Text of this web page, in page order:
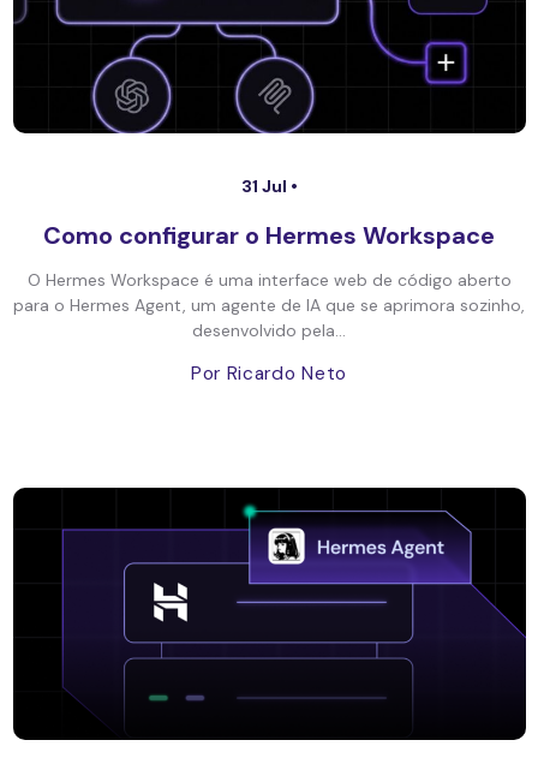
31 Jul •
Como configurar o Hermes Workspace
O Hermes Workspace é uma interface web de código aberto
para o Hermes Agent, um agente de IA que se aprimora sozinho,
desenvolvido pela...
Por Ricardo Neto